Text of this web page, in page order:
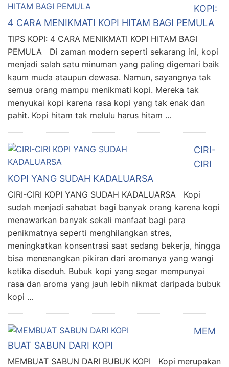
KOPI:
4 CARA MENIKMATI KOPI HITAM BAGI PEMULA
TIPS KOPI: 4 CARA MENIKMATI KOPI HITAM BAGI
PEMULA Di zaman modern seperti sekarang ini, kopi
menjadi salah satu minuman yang paling digemari baik
kaum muda ataupun dewasa. Namun, sayangnya tak
semua orang mampu menikmati kopi. Mereka tak
menyukai kopi karena rasa kopi yang tak enak dan
pahit. Kopi hitam tak melulu harus hitam …
CIRI-
CIRI
KOPI YANG SUDAH KADALUARSA
CIRI-CIRI KOPI YANG SUDAH KADALUARSA Kopi
sudah menjadi sahabat bagi banyak orang karena kopi
menawarkan banyak sekali manfaat bagi para
penikmatnya seperti menghilangkan stres,
meningkatkan konsentrasi saat sedang bekerja, hingga
bisa menenangkan pikiran dari aromanya yang wangi
ketika diseduh. Bubuk kopi yang segar mempunyai
rasa dan aroma yang jauh lebih nikmat daripada bubuk
kopi …
MEM
BUAT SABUN DARI KOPI
MEMBUAT SABUN DARI BUBUK KOPI Kopi merupakan